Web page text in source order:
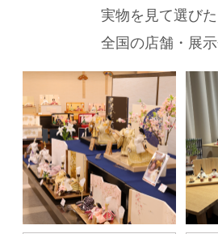
実物を見て選び
全国の店舗・展